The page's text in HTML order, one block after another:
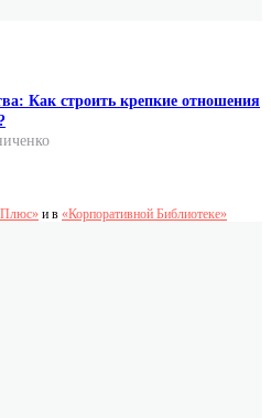
Как строить крепкие отношения
и в «Корпоративной Библиотеке»